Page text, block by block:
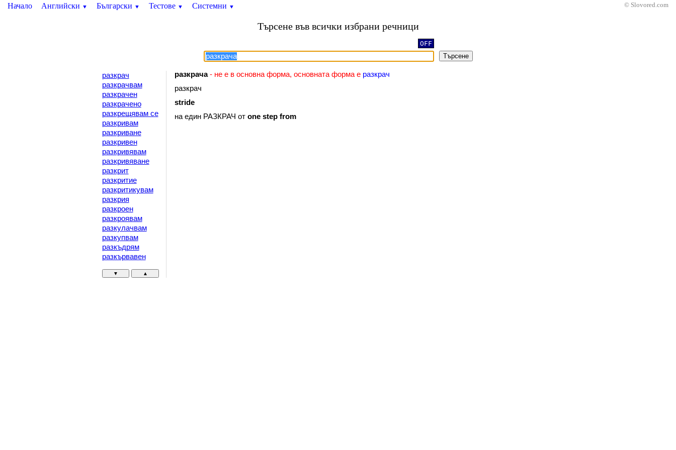
Начало Английски ▼ Български ▼ Тестове ▼ Системни ▼ © Slovored.com
Търсене във всички избрани речници
OFF
Търсене
разкрач
разкрачвам
разкрачен
разкрачено
разкрещявам се
разкривам
разкриване
разкривен
разкривявам
разкривяване
разкрит
разкритие
разкритикувам
разкрия
разкроен
разкроявам
разкулачвам
разкупвам
разкъдрям
разкървавен
▼ ▲
разкрача- не е в основна форма, основната форма е разкрач
разкрач
stride
на един РАЗКРАЧ от one step from